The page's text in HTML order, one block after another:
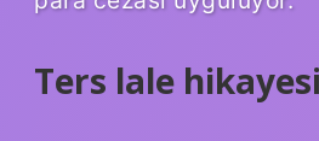
Ters lale